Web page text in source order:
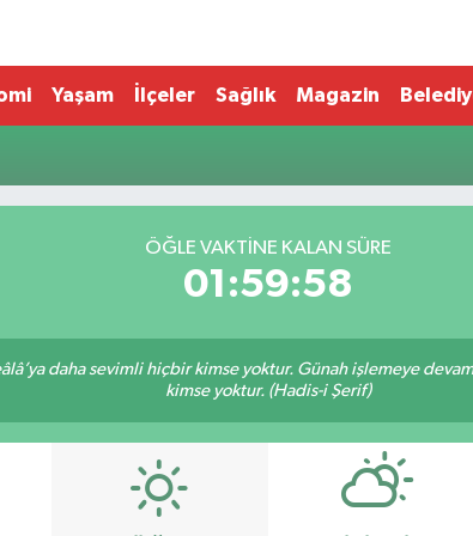
Yaşam İlçeler Sağlık Magazin
ÖĞLE VAKTİNE KALAN SÜRE
01:59:58
daha sevimli hiçbir kimse yoktur. Günah işlemeye
kimse yoktur. (Hadis-i Şerif)